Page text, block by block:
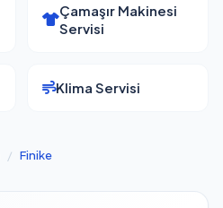
Çamaşır Makinesi
Servisi
Klima Servisi
/ Finike